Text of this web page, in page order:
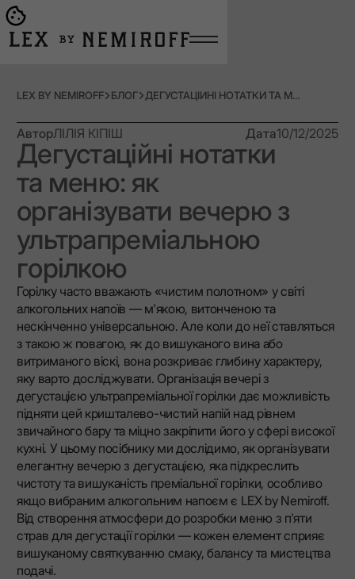
Go to main page
LEX BY NEMIROFF БЛОГ ДЕГУСТАЦІЙНІ НОТАТКИ ТА МЕНЮ: ЯК ОРГАНІЗУВАТИ ВЕЧЕРЮ З УЛЬТРАПРЕМІАЛЬНОЮ ГОРІЛКОЮ
АвторЛІЛІЯ КІПІШ Дата10/12/2025
Дегустаційні нотатки
та меню: як
організувати вечерю з
ультрапреміальною
горілкою
Горілку часто вважають «чистим полотном» у світі
алкогольних напоїв — м'якою, витонченою та
нескінченно універсальною. Але коли до неї ставляться
з такою ж повагою, як до вишуканого вина або
витриманого віскі, вона розкриває глибину характеру,
яку варто досліджувати. Організація вечері з
дегустацією ультрапреміальної горілки дає можливість
підняти цей кришталево-чистий напій над рівнем
звичайного бару та міцно закріпити його у сфері високої
кухні. У цьому посібнику ми дослідимо, як організувати
елегантну вечерю з дегустацією, яка підкреслить
чистоту та вишуканість преміальної горілки, особливо
якщо вибраним алкогольним напоєм є LEX by Nemiroff.
Від створення атмосфери до розробки меню з п'яти
страв для дегустації горілки — кожен елемент сприяє
вишуканому святкуванню смаку, балансу та мистецтва
подачі.